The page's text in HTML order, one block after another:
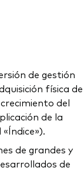
de gestión
física de
del
de la
de grandes y
de